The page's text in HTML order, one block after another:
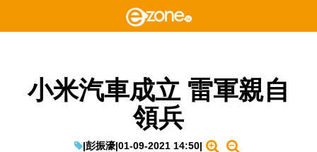
小米汽車成立 雷軍親自
領兵
|彭振濠|01-09-2021 14:50|